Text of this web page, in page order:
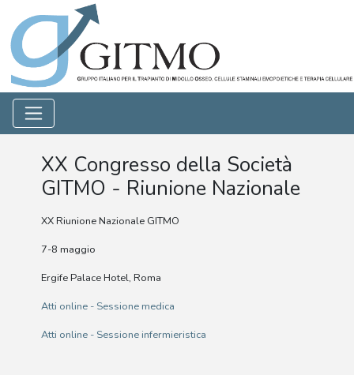
XX Congresso della Società
GITMO - Riunione Nazionale
XX Riunione Nazionale GITMO
7-8 maggio
Ergife Palace Hotel, Roma
Atti online - Sessione medica
Atti online - Sessione infermieristica